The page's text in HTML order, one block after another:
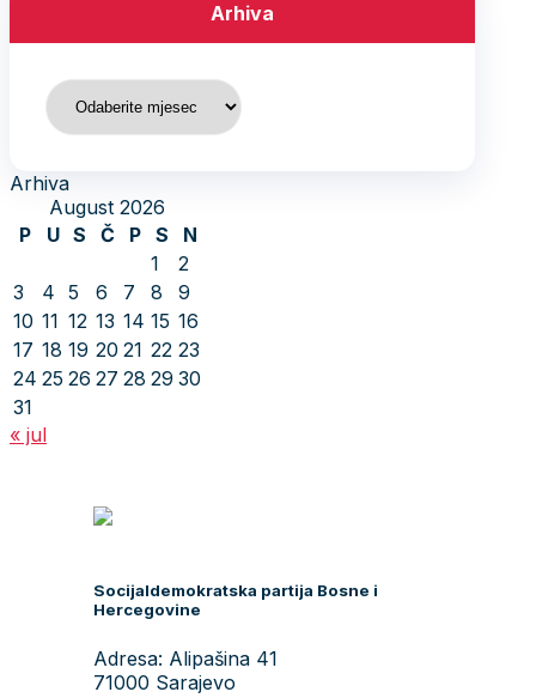
Arhiva
Arhiva
Arhiva
August 2026
P
U S Č P S
N
1
2
3
4 5 6 7 8
9
10 11 12 13 14 15 16
17 18 19 20 21 22 23
24 25 26 27 28 29 30
31
« jul
Socijaldemokratska partija Bosne i
Hercegovine
Adresa: Alipašina 41
71000 Sarajevo